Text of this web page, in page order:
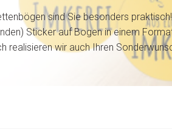
sind Sie besonders
Sticker auf Bogen in einem
realisieren wir auch Ihren